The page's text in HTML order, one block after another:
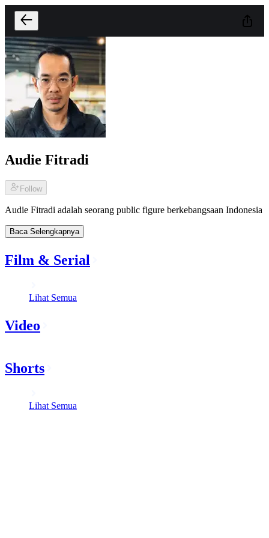
Audie Fitradi
Follow
Audie Fitradi adalah seorang public figure berkebangsaan Indonesia
Baca Selengkapnya
Film & Serial
Lihat Semua
Video
Shorts
Lihat Semua